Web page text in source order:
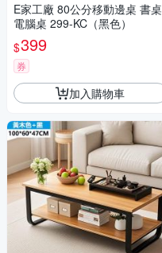
E家工廠 80公分移動邊桌 書桌
電腦桌 299-KC（黑色）
$399
券
加入購物車